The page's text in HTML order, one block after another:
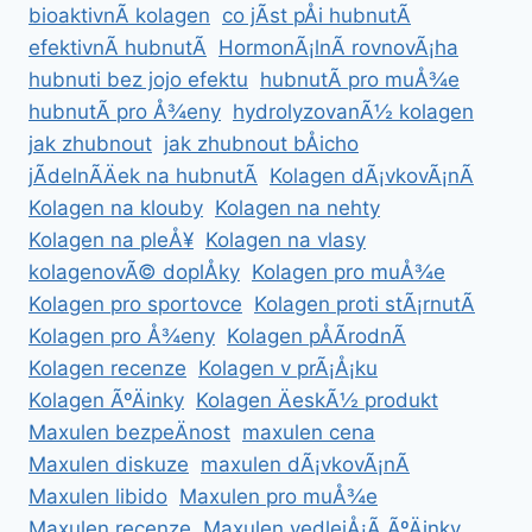
bioaktivnÃ­ kolagen co jÃ­st pÅi hubnutÃ­
efektivnÃ­ hubnutÃ­ HormonÃ¡lnÃ­ rovnovÃ¡ha
hubnuti bez jojo efektu hubnutÃ­ pro muÅ¾e
hubnutÃ­ pro Å¾eny hydrolyzovanÃ½ kolagen
jak zhubnout jak zhubnout bÅicho
jÃ­delnÃ­Äek na hubnutÃ­ Kolagen dÃ¡vkovÃ¡nÃ­
Kolagen na klouby Kolagen na nehty
Kolagen na pleÅ¥ Kolagen na vlasy
kolagenovÃ© doplÅky Kolagen pro muÅ¾e
Kolagen pro sportovce Kolagen proti stÃ¡rnutÃ­
Kolagen pro Å¾eny Kolagen pÅÃ­rodnÃ­
Kolagen recenze Kolagen v prÃ¡Å¡ku
Kolagen ÃºÄinky Kolagen ÄeskÃ½ produkt
Maxulen bezpeÄnost maxulen cena
Maxulen diskuze maxulen dÃ¡vkovÃ¡nÃ­
Maxulen libido Maxulen pro muÅ¾e